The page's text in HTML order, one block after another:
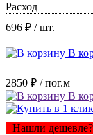
Расход
696 ₽ / шт.
В
2850 ₽ / пог.м
В
Нашли дешевле?